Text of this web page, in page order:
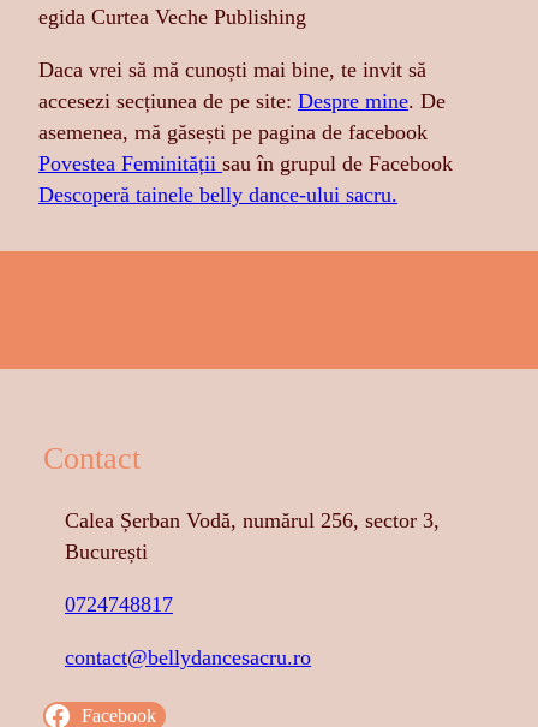
egida Curtea Veche Publishing
Daca vrei să mă cunoști mai bine, te invit să
accesezi secțiunea de pe site: Despre mine. De
asemenea, mă găsești pe pagina de facebook
Povestea Feminității sau în grupul de Facebook
Descoperă tainele belly dance-ului sacru.
Contact
Calea Șerban Vodă, numărul 256, sector 3,
București
0724748817
contact@bellydancesacru.ro
Facebook